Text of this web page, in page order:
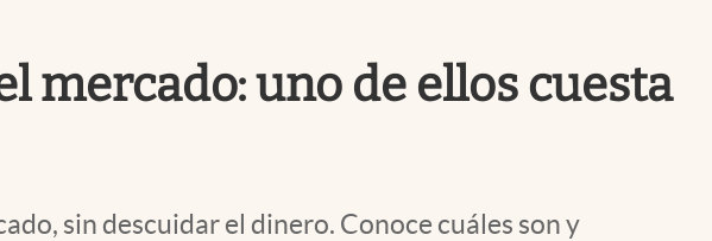
mercado: uno de ellos cuesta
sin descuidar el dinero. Conoce cuáles son y